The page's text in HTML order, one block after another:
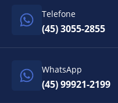
Telefone
(45) 3055-2855
WhatsApp
(45) 99921-2199